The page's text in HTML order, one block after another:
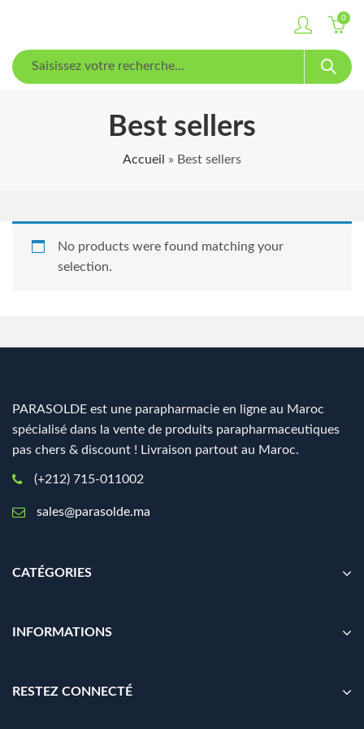
0
Best sellers
Accueil » Best sellers
No products were found matching your
selection.
PARASOLDE est une parapharmacie en ligne au Maroc
spécialisé dans la vente de produits parapharmaceutiques
pas chers & discount ! Livraison partout au Maroc.
(+212) 715-011002
sales@parasolde.ma
CATÉGORIES
INFORMATIONS
RESTEZ CONNECTÉ